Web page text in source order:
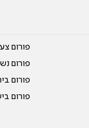
פורום
פורום
פורום
פורום